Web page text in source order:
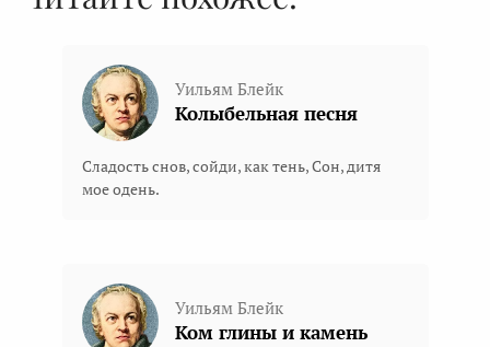
Уильям Блейк
Колыбельная песня
Сладость снов, сойди, как тень, Сон, дитя
мое одень.
Уильям Блейк
Ком глины и камень